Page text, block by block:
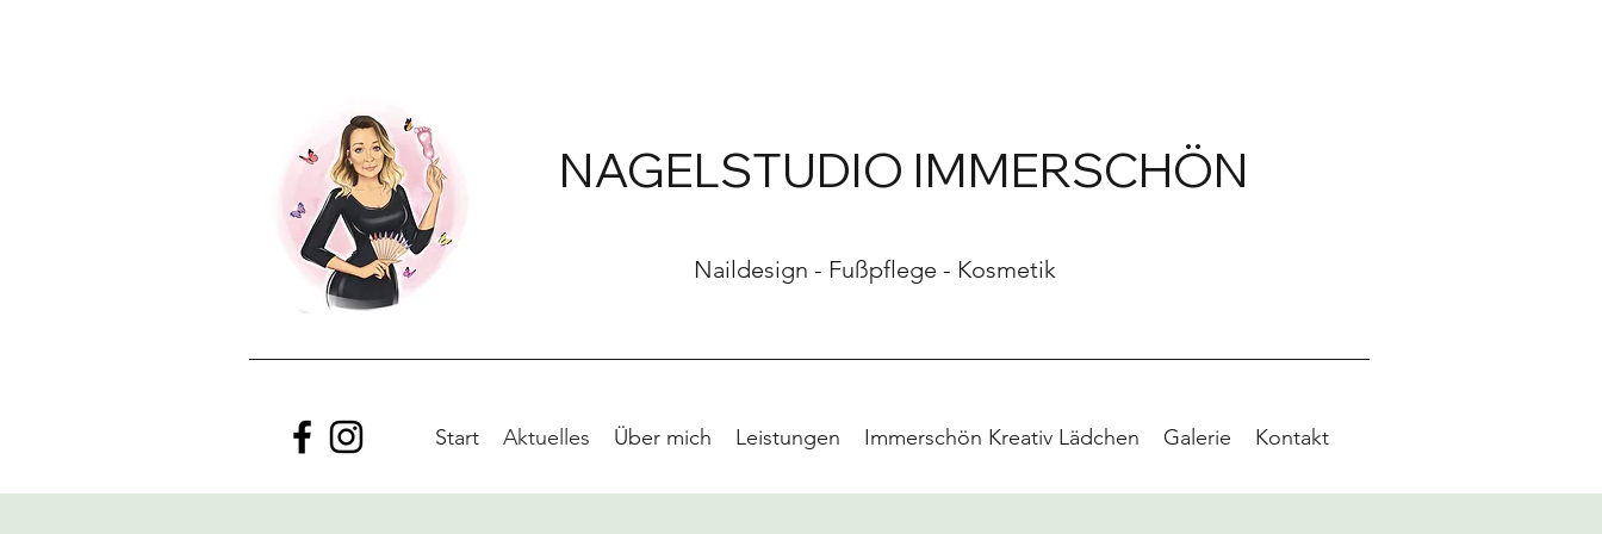
NAGELSTUDIO IMMERSCHÖN
Naildesign - Fußpflege - Kosmetik
Start Aktuelles Über mich Leistungen Immerschön Kreativ Lädchen Galerie Kontakt